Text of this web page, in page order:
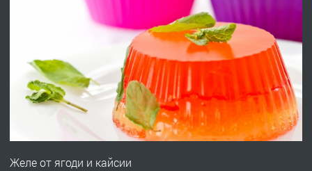
УДЪЛЖАВАНЕ НА ЧОВЕШКИЯТ
ЖИВОТ И ПОДОБРЯВАНЕ НА
НЕГОВОТО КАЧЕСТВО
преди 2 години
Имот в Северна Гърция, до Кавала
Желе от ягоди и кайсии